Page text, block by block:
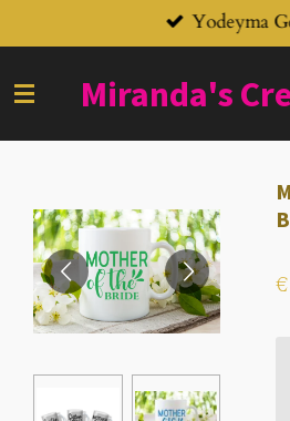
direct
naar
de
Yodeyma
Miranda's